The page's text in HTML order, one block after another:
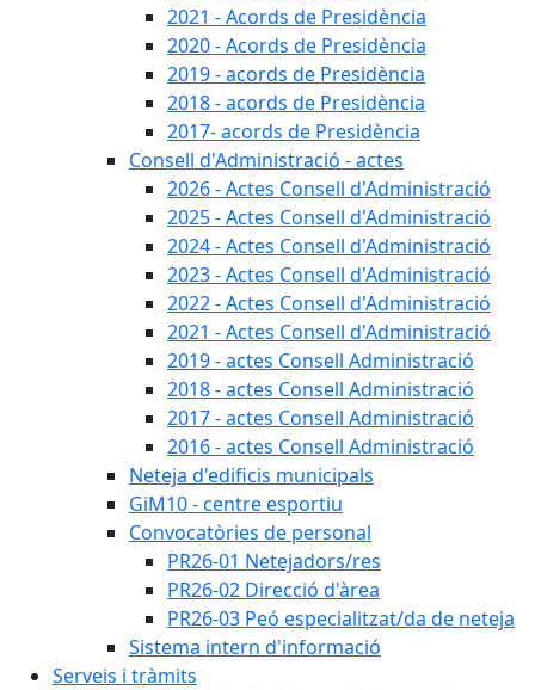
2021 - Acords de Presidència
2020 - Acords de Presidència
2019 - acords de Presidència
2018 - acords de Presidència
2017- acords de Presidència
Consell d'Administració - actes
2026 - Actes Consell d'Administració
2025 - Actes Consell d'Administració
2024 - Actes Consell d'Administració
2023 - Actes Consell d'Administració
2022 - Actes Consell d'Administració
2021 - Actes Consell d'Administració
2019 - actes Consell Administració
2018 - actes Consell Administració
2017 - actes Consell Administració
2016 - actes Consell Administració
Neteja d'edificis municipals
GiM10 - centre esportiu
Convocatòries de personal
PR26-01 Netejadors/res
PR26-02 Direcció d'àrea
PR26-03 Peó especialitzat/da de neteja
Sistema intern d'informació
Serveis i tràmits